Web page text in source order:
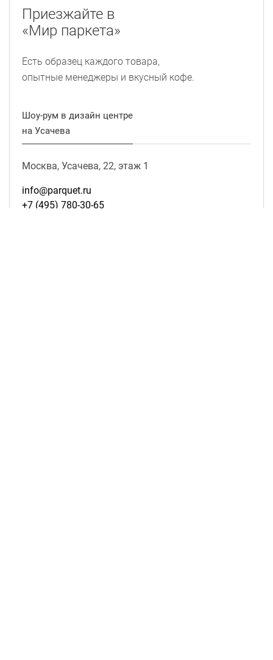
Приезжайте в
«Мир паркета»
Есть образец каждого товара,
опытные менеджеры и вкусный кофе.
Шоу-рум в дизайн центре
на Усачева
Москва, Усачева, 22, этаж 1
info@parquet.ru
+7 (495) 780-30-65